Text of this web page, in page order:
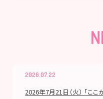
2026.07.22
2026年7月21日（火） 「ここ